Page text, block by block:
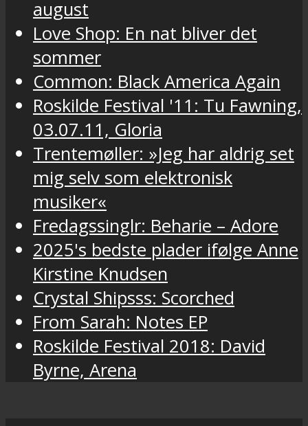
august
Love Shop: En nat bliver det
sommer
Common: Black America Again
Roskilde Festival '11: Tu Fawning,
03.07.11, Gloria
Trentemøller: »Jeg har aldrig set
mig selv som elektronisk
musiker«
Fredagssinglr: Beharie – Adore
2025's bedste plader ifølge Anne
Kirstine Knudsen
Crystal Shipsss: Scorched
From Sarah: Notes EP
Roskilde Festival 2018: David
Byrne, Arena